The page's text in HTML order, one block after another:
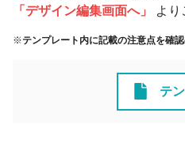
「デザイン編集画面へ」
より
※テンプレート内に記載の注意点を確
テ